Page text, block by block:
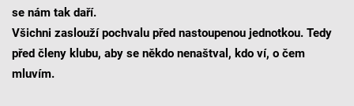
se nám tak daří.
Všichni zaslouží pochvalu před nastoupenou jednotkou. Tedy
před členy klubu, aby se někdo nenaštval, kdo ví, o čem
mluvím.